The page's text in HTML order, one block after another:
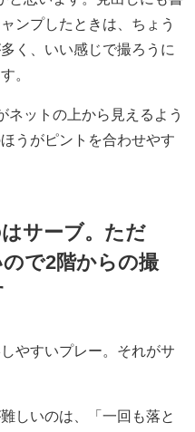
ンプしたときは、ちょう
く、いい感じで撮ろうに
。
ネットの上から見えるよう
うがピントを合わせやす
サーブ。ただ
で2階からの撮
やすいプレー。それがサ
しいのは、「一回も落と